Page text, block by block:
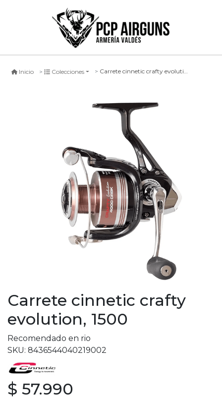
Inicio Colecciones Carrete cinnetic crafty evolution, 1500
Carrete cinnetic crafty
evolution, 1500
Recomendado en rio
SKU: 8436544040219002
$ 57.990